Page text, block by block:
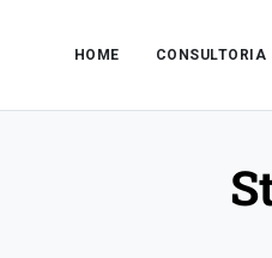
HOME CONSULTORIA